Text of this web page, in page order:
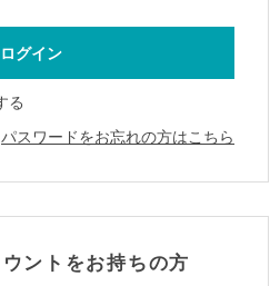
る
パスワードをお忘れの方はこちら
ントをお持ちの方